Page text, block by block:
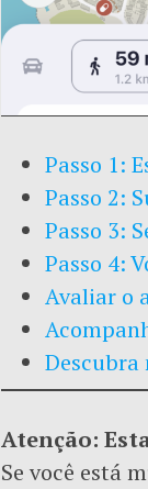
Passo 1:
Passo 2:
Passo 3:
Passo 4:
Avaliar o
Descubra
Atenção:
Se você está